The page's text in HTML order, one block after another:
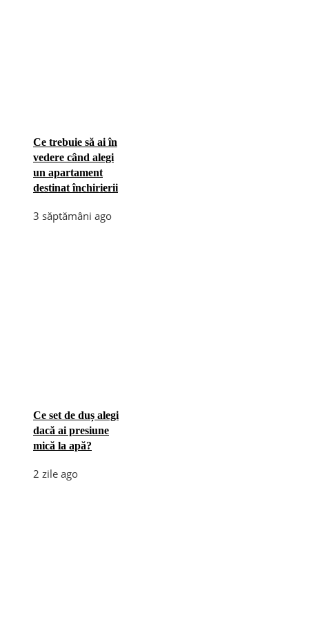
Ce trebuie să ai în
vedere când alegi
un apartament
destinat închirierii
3 săptămâni ago
Ce set de duș alegi
dacă ai presiune
mică la apă?
2 zile ago